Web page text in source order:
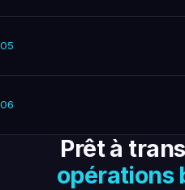
05
06
Prêt à
opérations